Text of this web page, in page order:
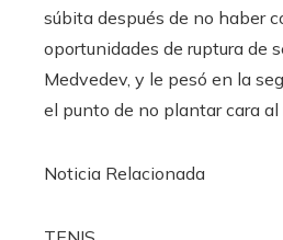
súbita después de no haber
oportunidades de ruptura de
Medvedev, y le pesó en la
el punto de no plantar cara al
Noticia Relacionada